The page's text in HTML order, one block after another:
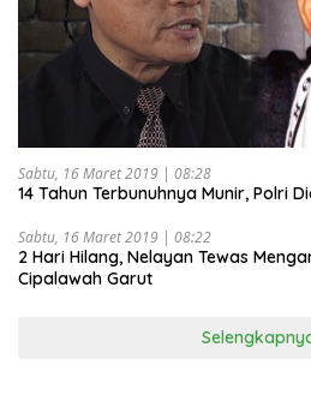
Sabtu, 16 Maret 2019 | 08:28
14 Tahun Terbunuhnya Munir, Polri
Sabtu, 16 Maret 2019 | 08:22
2 Hari Hilang, Nelayan Tewas
Cipalawah Garut